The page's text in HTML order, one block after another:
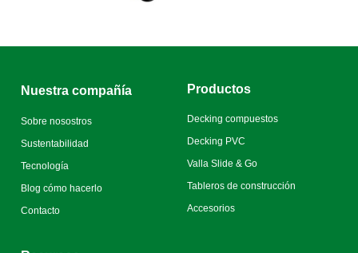
Nuestra compañía
Sobre nosostros
Sustentabilidad
Tecnología
Blog cómo hacerlo
Contacto
Productos
Decking compuestos
Decking PVC
Valla Slide & Go
Tableros de construcción
Accesorios